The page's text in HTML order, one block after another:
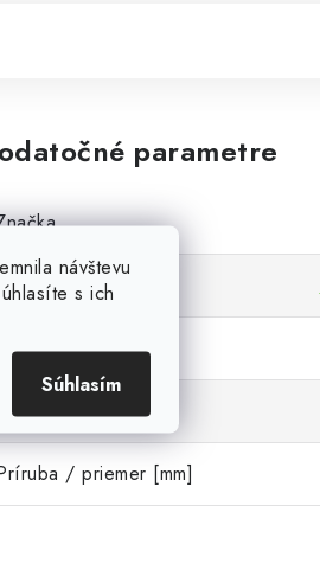
návštevu
s ich
Súhlasím
parametre
Hmotnosť
EAN
/ priemer [mm]